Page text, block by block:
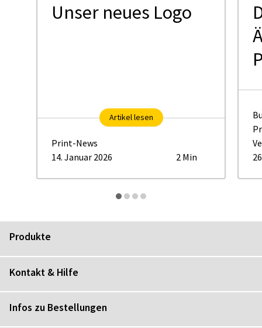
Unser neues Logo
Artikel lesen
Print-News
14. Januar 2026
2 Min
Produkte
Kontakt & Hilfe
Infos zu Bestellungen